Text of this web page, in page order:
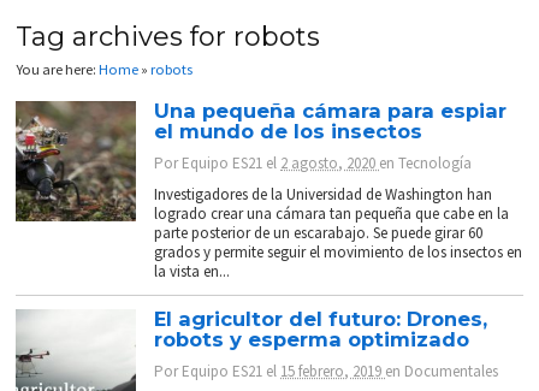
Tag archives for robots
You are here:Home »robots
Una pequeña cámara para espiar
el mundo de los insectos
PorEquipo ES21 el 2 agosto, 2020 enTecnología
Investigadores de la Universidad de Washington han
logrado crear una cámara tan pequeña que cabe en la
parte posterior de un escarabajo. Se puede girar 60
grados y permite seguir el movimiento de los insectos en
la vista en...
El agricultor del futuro: Drones,
robots y esperma optimizado
PorEquipo ES21 el 15 febrero, 2019 en Documentales